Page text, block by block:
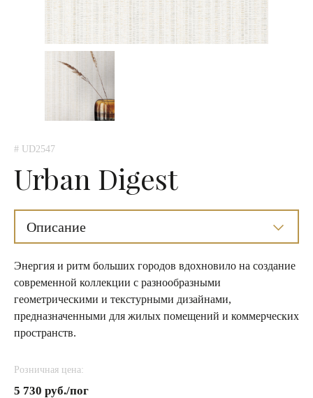
# UD2547
Urban Digest
Описание
Энергия и ритм больших городов вдохновило на создание
современной коллекции с разнообразными
геометрическими и текстурными дизайнами,
предназначенными для жилых помещений и коммерческих
пространств.
Розничная цена:
5 730 руб./пог